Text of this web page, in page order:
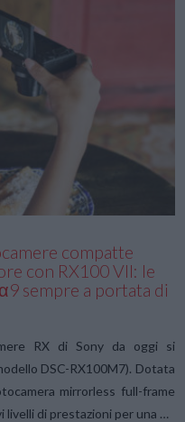
compatte
con RX100 VII: le
sempre a portata di
RX di Sony da oggi si
DSC-RX100M7). Dotata
mirrorless full-frame
livelli di prestazioni per una …